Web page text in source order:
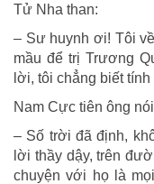
Tử Nha than:
– Sư huynh ơi! Tôi
mầu để trị Trương
lời, tôi chẳng biết
Nam Cực tiên ông
– Số trời đã định,
lời thầy dậy, trên
chuyện với họ là